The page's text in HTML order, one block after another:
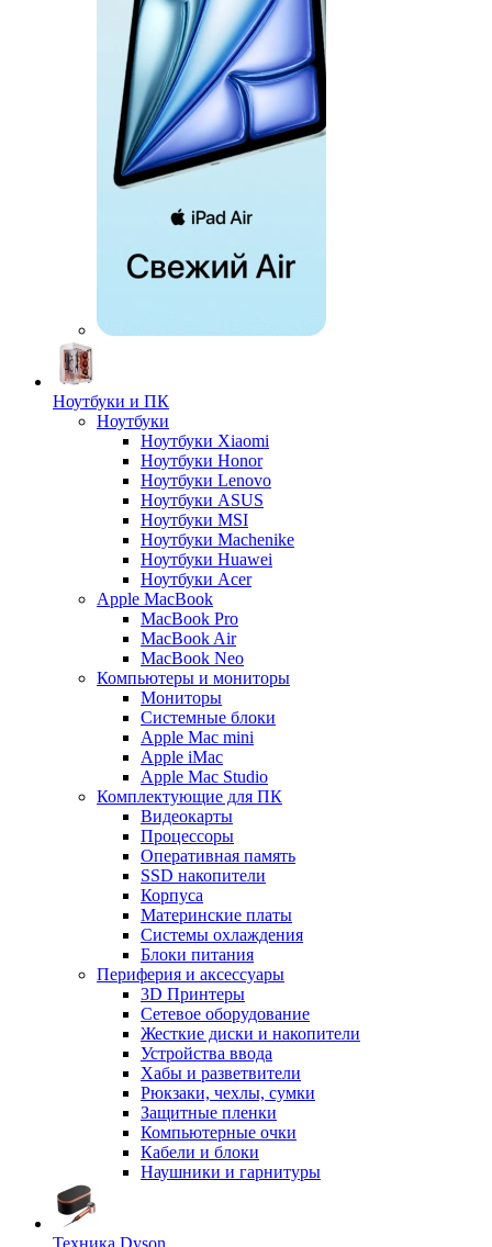
Ноутбуки и ПК
Ноутбуки
Ноутбуки Xiaomi
Ноутбуки Honor
Ноутбуки Lenovo
Ноутбуки ASUS
Ноутбуки MSI
Ноутбуки Machenike
Ноутбуки Huawei
Ноутбуки Acer
Apple MacBook
MacBook Pro
MacBook Air
MacBook Neo
Компьютеры и мониторы
Мониторы
Системные блоки
Apple Mac mini
Apple iMac
Apple Mac Studio
Комплектующие для ПК
Видеокарты
Процессоры
Оперативная память
SSD накопители
Корпуса
Материнские платы
Системы охлаждения
Блоки питания
Периферия и аксессуары
3D Принтеры
Сетевое оборудование
Жесткие диски и накопители
Устройства ввода
Хабы и разветвители
Рюкзаки, чехлы, сумки
Защитные пленки
Компьютерные очки
Кабели и блоки
Наушники и гарнитуры
Техника Dyson